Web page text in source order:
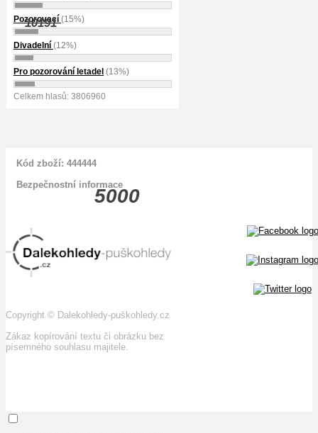
Pozorovací (15%)
Divadelní (12%)
Pro pozorování letadel (13%)
Celkem hlasů: 3806960
5000
10191
Kód zboží: 444444
Bezpečnostní informace
Copyright © Dalekohledy-puškohledy.cz
Zákaz kopírování textu či obrázku bez
písemného souhlasu majitele.